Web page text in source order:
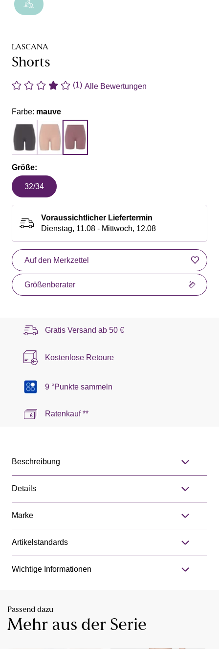
LASCANA
Shorts
(1) Alle Bewertungen
Farbe: mauve
Größe:
32/34
Voraussichtlicher Liefertermin
Dienstag, 11.08 - Mittwoch, 12.08
Auf den Merkzettel
Größenberater
Gratis Versand ab 50 €
Kostenlose Retoure
9 °Punkte sammeln
Ratenkauf **
Beschreibung
Details
Marke
Artikelstandards
Wichtige Informationen
Passend dazu
Mehr aus der Serie